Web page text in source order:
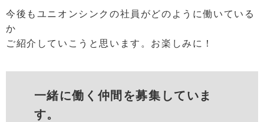
今後もユニオンシンクの社員がどのように働いている
か
ご紹介していこうと思います。お楽しみに！
一緒に働く仲間を募集していま
す。